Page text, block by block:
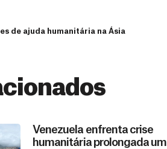
de ajuda humanitária na Ásia
Venezuela enfrenta crise
humanitária prolongada um